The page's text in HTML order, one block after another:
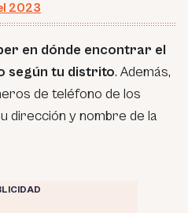
2023
en dónde encontrar el
según tu distrito. Además,
de teléfono de los
dirección y nombre de la